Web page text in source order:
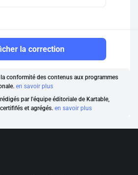
la correction
conformité des contenus aux programmes
en savoir plus
par l'équipe éditoriale de Kartable,
et agrégés. en savoir plus